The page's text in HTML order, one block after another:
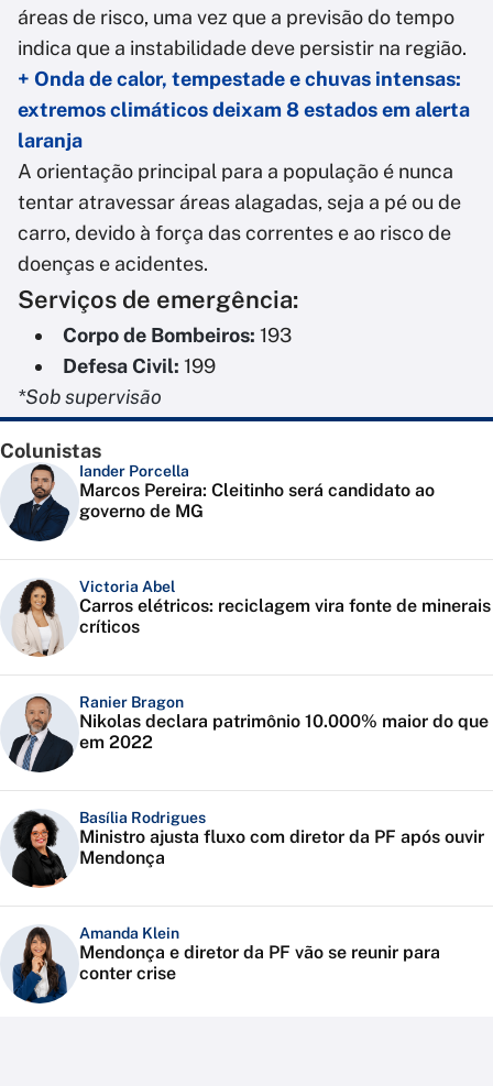
áreas de risco, uma vez que a previsão do tempo
indica que a instabilidade deve persistir na região.
+ Onda de calor, tempestade e chuvas intensas:
extremos climáticos deixam 8 estados em alerta
laranja
A orientação principal para a população é nunca
tentar atravessar áreas alagadas, seja a pé ou de
carro, devido à força das correntes e ao risco de
doenças e acidentes.
Serviços de emergência:
Corpo de Bombeiros: 193
Defesa Civil: 199
*Sob supervisão
Colunistas
Iander Porcella
Marcos Pereira: Cleitinho será candidato ao
governo de MG
Victoria Abel
Carros elétricos: reciclagem vira fonte de minerais
críticos
Ranier Bragon
Nikolas declara patrimônio 10.000% maior do que
em 2022
Basília Rodrigues
Ministro ajusta fluxo com diretor da PF após ouvir
Mendonça
Amanda Klein
Mendonça e diretor da PF vão se reunir para
conter crise